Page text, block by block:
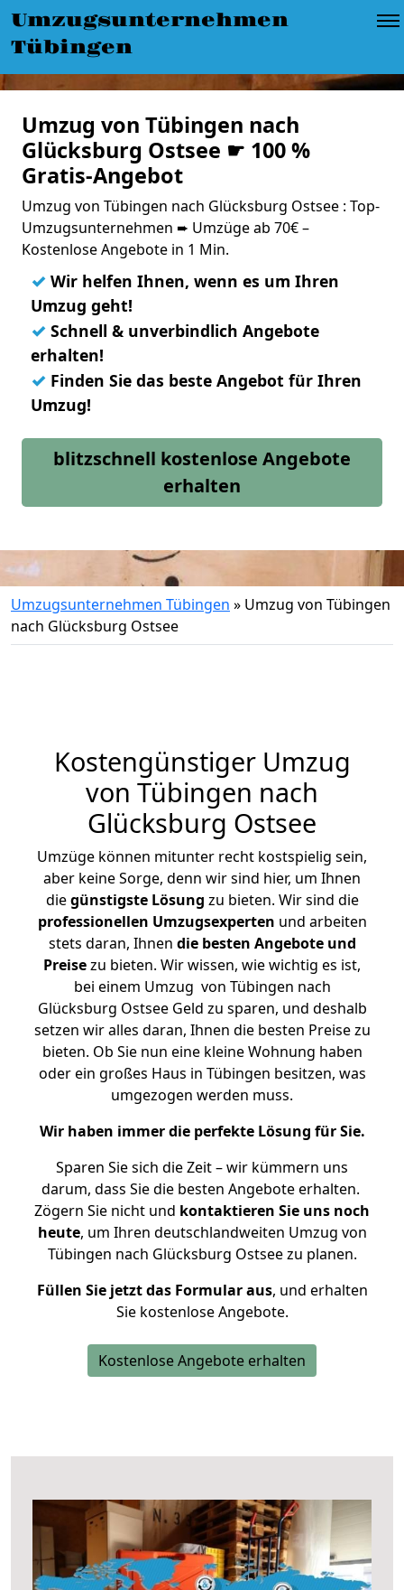
Umzugsunternehmen
Tübingen
Umzug von Tübingen nach
Glücksburg Ostsee ☛ 100 %
Gratis-Angebot
Umzug von Tübingen nach Glücksburg Ostsee : Top-
Umzugsunternehmen ➨ Umzüge ab 70€ –
Kostenlose Angebote in 1 Min.
✓ Wir helfen Ihnen, wenn es um Ihren
Umzug geht!
✓ Schnell & unverbindlich Angebote
erhalten!
✓ Finden Sie das beste Angebot für Ihren
Umzug!
blitzschnell kostenlose Angebote
erhalten
Umzugsunternehmen Tübingen » Umzug von Tübingen
nach Glücksburg Ostsee
Kostengünstiger Umzug
von Tübingen nach
Glücksburg Ostsee
Umzüge können mitunter recht kostspielig sein,
aber keine Sorge, denn wir sind hier, um Ihnen
diegünstigste Lösung zu bieten. Wir sind die
professionellen Umzugsexperten und arbeiten
stets daran, Ihnen die besten Angebote und
Preisezu bieten. Wir wissen, wie wichtig es ist,
bei einem Umzug von Tübingen nach
Glücksburg Ostsee Geld zu sparen, und deshalb
setzen wir alles daran, Ihnen die besten Preise zu
bieten. Ob Sie nun eine kleine Wohnung haben
oder ein großes Haus in Tübingen besitzen, was
umgezogen werden muss.
Wir haben immer die perfekte Lösung für Sie.
Sparen Sie sich die Zeit – wir kümmern uns
darum, dass Sie die besten Angebote erhalten.
Zögern Sie nicht und kontaktieren Sie uns noch
heute, um Ihren deutschlandweiten Umzug von
Tübingen nach Glücksburg Ostsee zu planen.
Füllen Sie jetzt das Formular aus, und erhalten
Sie kostenlose Angebote.
Kostenlose Angebote erhalten